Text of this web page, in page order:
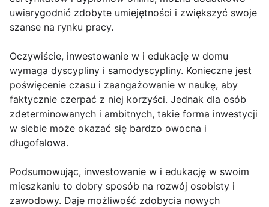
uwiarygodnić zdobyte umiejętności i zwiększyć swoje
szanse na rynku pracy.
Oczywiście, inwestowanie w i edukację w domu
wymaga dyscypliny i samodyscypliny. Konieczne jest
poświęcenie czasu i zaangażowanie w naukę, aby
faktycznie czerpać z niej korzyści. Jednak dla osób
zdeterminowanych i ambitnych, takie forma inwestycji
w siebie może okazać się bardzo owocna i
długofalowa.
Podsumowując, inwestowanie w i edukację w swoim
mieszkaniu to dobry sposób na rozwój osobisty i
zawodowy. Daje możliwość zdobycia nowych